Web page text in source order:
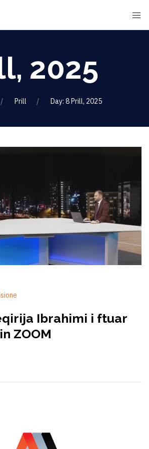
2025
Prill Day: 8 Prill, 2025
Ibrahimi i ftuar
ZOOM